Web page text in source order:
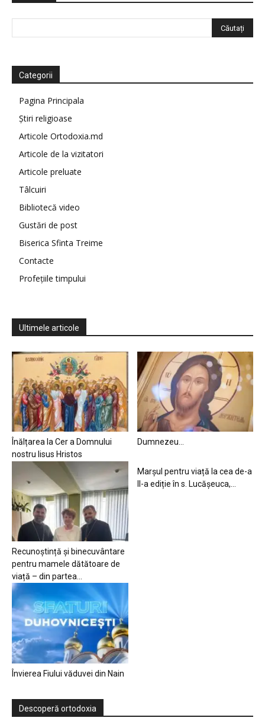
Categorii
Pagina Principala
Știri religioase
Articole Ortodoxia.md
Articole de la vizitatori
Articole preluate
Tâlcuiri
Bibliotecă video
Gustări de post
Biserica Sfinta Treime
Contacte
Profețiile timpului
Ultimele articole
Înălțarea la Cer a Domnului
nostru Iisus Hristos
Dumnezeu…
Recunoștință și binecuvântare
pentru mamele dătătoare de
viață – din partea...
Marșul pentru viață la cea de-a
II-a ediție în s. Lucășeuca,...
Învierea Fiului văduvei din Nain
Descoperă ortodoxia